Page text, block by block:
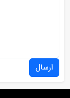
ارسال